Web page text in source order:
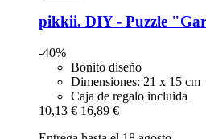
pikkii. DIY -​ Puzzle
-40%
Bonito diseño
Dimensiones: 21 x 15 cm
Caja de regalo incluida
10,13 € 16,89 €